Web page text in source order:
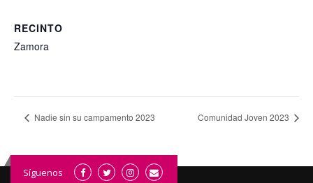
RECINTO
Zamora
Nadie sin su campamento 2023 Comunidad Joven 2023
Síguenos